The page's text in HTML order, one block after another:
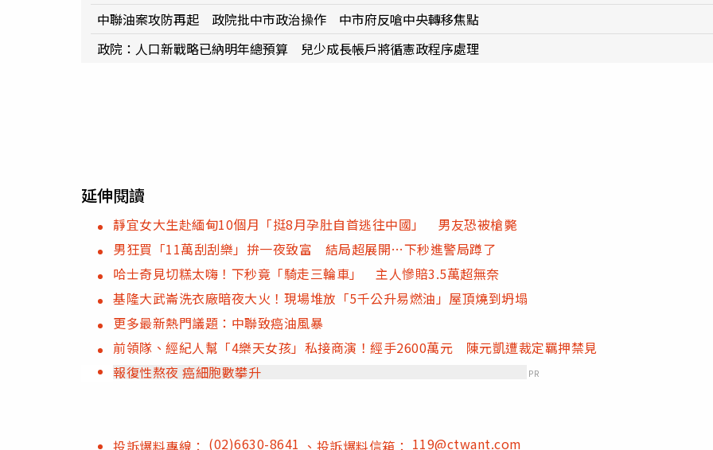
中聯油案攻防再起 政院批中市政治操作 中市府反嗆中央轉移焦點
政院：人口新戰略已納明年總預算 兒少成長帳戶將循憲政程序處理
延伸閱讀
靜宜女大生赴緬甸10個月「挺8月孕肚自首逃往中國」 男友恐被槍斃
男狂買「11萬刮刮樂」拚一夜致富 結局超展開…下秒進警局蹲了
哈士奇見切糕太嗨！下秒竟「騎走三輪車」 主人慘賠3.5萬超無奈
基隆大武崙洗衣廠暗夜大火！現場堆放「5千公升易燃油」屋頂燒到坍塌
更多最新熱門議題：中聯致癌油風暴
前領隊、經紀人幫「4樂天女孩」私接商演！經手2600萬元 陳元凱遭裁定羈押禁見
報復性熬夜 癌細胞數攀升
PR
投訴爆料專線： (02)6630-8641 、投訴爆料信箱： 119@ctwant.com